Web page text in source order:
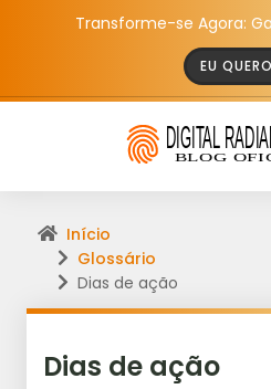
Transforme-se Agora:
EU QUERO
Início
Glossário
Dias de ação
Dias de ação